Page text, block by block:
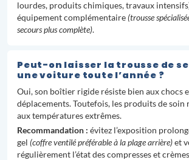
lourdes, produits chimiques, travaux
équipement complémentaire(trousse
secours plus complète).
Peut-on laisser la trousse de
une voiture toute l’année ?
Oui, son boîtier rigide résiste bien aux chocs
déplacements. Toutefois, les produits de soin
aux températures extrêmes.
Recommandation : évitez l’exposition
gel (coffre ventilé préférable à la plage arrière)et
régulièrement l’état des compresses et